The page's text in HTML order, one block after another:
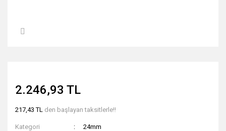
2.246,93 TL
217,43 TL den başlayan taksitlerle!!
Kategori
24mm